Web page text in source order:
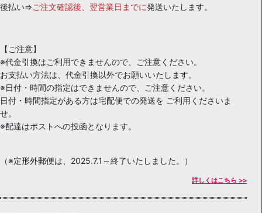
後払い⇒ご注文確認後、翌営業日までに発送いたします。
【ご注意】
※代金引換はご利用できませんので、ご注意ください。
お支払い方法は、代金引換以外でお願いいたします。
※日付・時間の指定はできませんので、ご注意ください。
日付・時間指定がある方は宅配便での発送を ご利用くださいま
せ。
※配達はポストへの投函となります。
（※定形外郵便は、2025.7.1～終了いたしました。）
詳しくはこちら >>